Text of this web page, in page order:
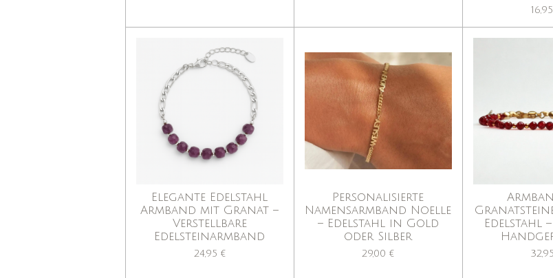
Elegante Edelstahl
Armband mit Granat –
Verstellbare
Edelsteinarmband
24,95 €
Personalisierte
Namensarmband Noelle
– Edelstahl in Gold
oder Silber
29,00 €
Edelstahl –